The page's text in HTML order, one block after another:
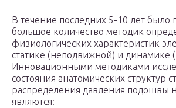
В течение последних 5-10 лет было
большое количество методик
физиологических характеристик
статике (неподвижной) и динамике
Инновационными методиками
состояния анатомических структур
распределения давления подошвы
являются: